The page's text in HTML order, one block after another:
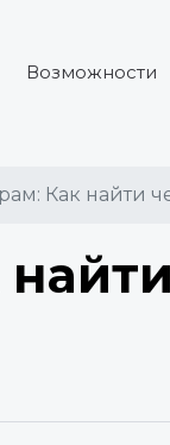
Возможности
Как найти